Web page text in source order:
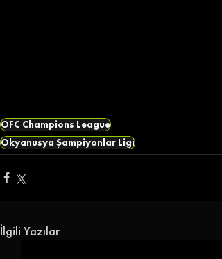
OFC Champions League
Okyanusya Şampiyonlar Ligi
İlgili Yazılar